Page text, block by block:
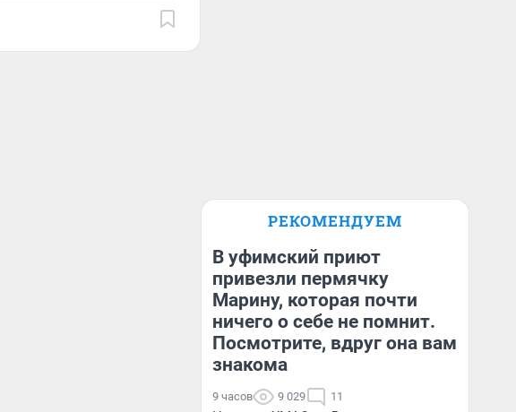
РЕКОМЕНДУЕМ
В уфимский приют
привезли пермячку
Марину, которая почти
ничего о себе не помнит.
Посмотрите, вдруг она вам
знакома
9 часов 9 029 11